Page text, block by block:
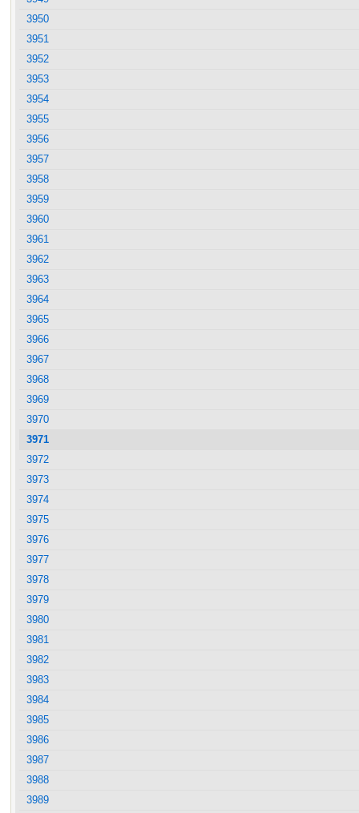
3950
3951
3952
3953
3954
3955
3956
3957
3958
3959
3960
3961
3962
3963
3964
3965
3966
3967
3968
3969
3970
3971
3972
3973
3974
3975
3976
3977
3978
3979
3980
3981
3982
3983
3984
3985
3986
3987
3988
3989